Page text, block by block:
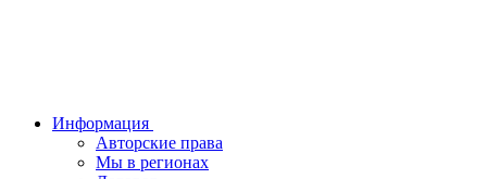
Информация
Авторские права
Мы в регионах